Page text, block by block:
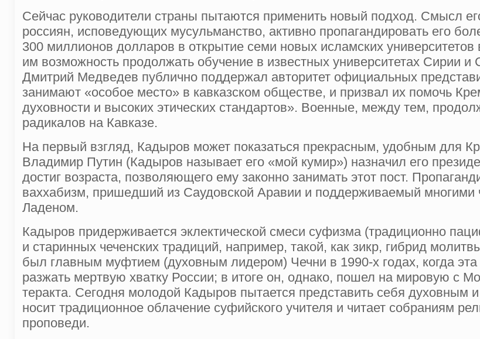
Сейчас руководители страны пытаются применить новый подход. Смысл
россиян, исповедующих мусульманство, активно пропагандировать его
300 миллионов долларов в открытие семи новых исламских
им возможность продолжать обучение в известных университетах Сирии и
Дмитрий Медведев публично поддержал авторитет официальных
занимают «особое место» в кавказском обществе, и призвал их помочь
духовности и высоких этических стандартов». Военные, между тем,
радикалов на Кавказе.
На первый взгляд, Кадыров может показаться прекрасным, удобным для
Владимир Путин (Кадыров называет его «мой кумир») назначил его
достиг возраста, позволяющего ему законно занимать этот пост.
ваххабизм, пришедший из Саудовской Аравии и поддерживаемый
Ладеном.
Кадыров придерживается эклектической смеси суфизма (традиционно
и старинных чеченских традиций, например, такой, как зикр, гибрид
был главным муфтием (духовным лидером) Чечни в 1990-х годах, когда
разжать мертвую хватку России; в итоге он, однако, пошел на мировую с
теракта. Сегодня молодой Кадыров пытается представить себя духовным
носит традиционное облачение суфийского учителя и читает собраниям
проповеди.